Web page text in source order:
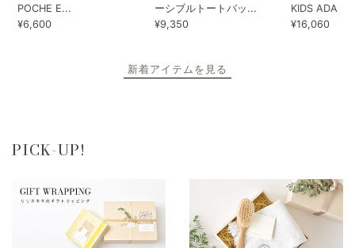
POCHE E...
¥6,600
ーシブルトートバッ...
¥9,350
KIDS ADA...
¥16,060
新着アイテムを見る
PICK-UP!